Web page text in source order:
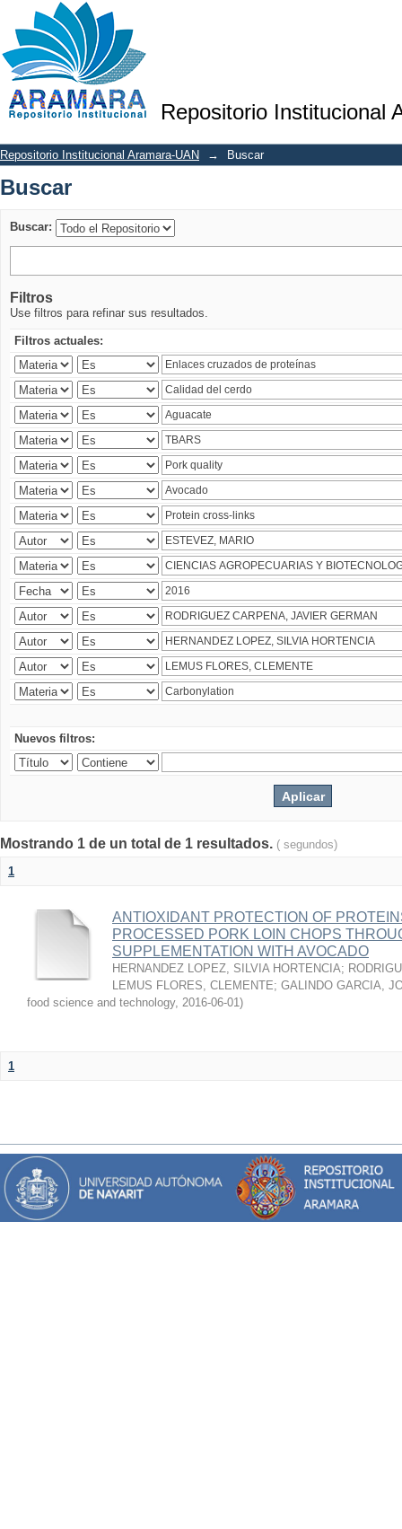
Repositorio Institucional
Buscar
Repositorio Institucional Aramara-UAN → Buscar
Buscar
Buscar:
Filtros
Use filtros para refinar sus resultados.
Filtros actuales:
Nuevos filtros:
Mostrando 1 de un total de 1 resultados. ( segundos)
1
ANTIOXIDANT PROTECTION OF
PROCESSED PORK LOIN CHOPS
SUPPLEMENTATION WITH AVOCADO
HERNANDEZ LOPEZ, SILVIA HORTENCIA;
LEMUS FLORES, CLEMENTE; GALINDO GARCIA,
food science and technology, 2016-06-01)
1